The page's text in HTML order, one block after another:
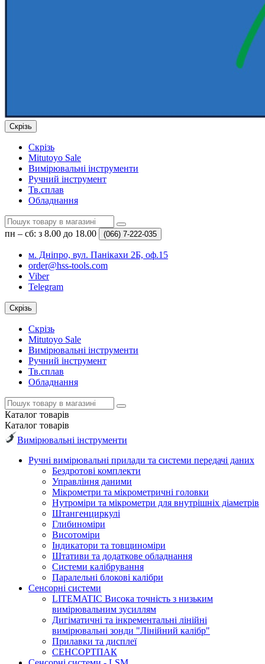
Скрізь
Скрізь
Mitutoyo Sale
Вимірювальні інструменти
Ручний інструмент
Тв.сплав
Обладнання
пн – сб: з 8.00 до 18.00 (066) 7-222-035
м. Дніпро, вул. Панікахи 2Б, оф.15
order@hss-tools.com
Viber
Telegram
Скрізь
Скрізь
Mitutoyo Sale
Вимірювальні інструменти
Ручний інструмент
Тв.сплав
Обладнання
Каталог товарів
Каталог товарів
Вимірювальні інструменти
Ручні вимірювальні прилади та системи передачі даних
Бездротові комплекти
Управління даними
Мікрометри та мікрометричні головки
Нутроміри та мікрометри для внутрішніх діаметрів
Штангенциркулі
Глибиноміри
Висотоміри
Індикатори та товщиноміри
Штативи та додаткове обладнання
Системи калібрування
Паралельні блокові калібри
Сенсорні системи
LITEMATIC Висока точність з низьким
вимірювальним зусиллям
Дигіматичні та інкрементальні лінійні
вимірювальні зонди "Лінійний калібр"
Прилавки та дисплеї
СЕНСОРТПАК